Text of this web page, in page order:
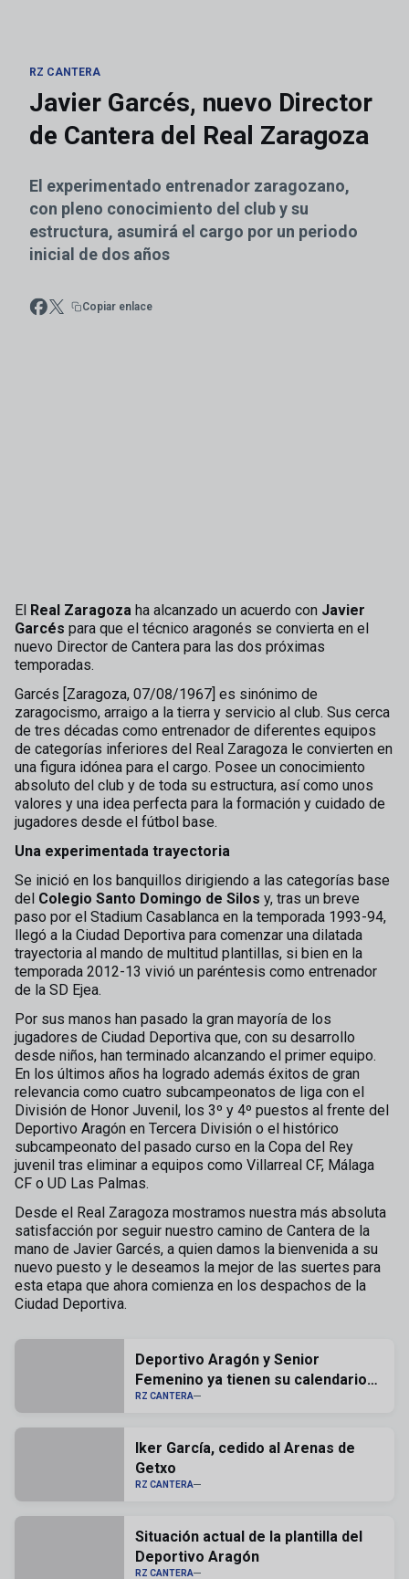
RZ CANTERA
Javier Garcés, nuevo Director
de Cantera del Real Zaragoza
El experimentado entrenador zaragozano,
con pleno conocimiento del club y su
estructura, asumirá el cargo por un periodo
inicial de dos años
Copiar enlace
El Real Zaragoza ha alcanzado un acuerdo con Javier
Garcés para que el técnico aragonés se convierta en el
nuevo Director de Cantera para las dos próximas
temporadas.
Garcés [Zaragoza, 07/08/1967] es sinónimo de
zaragocismo, arraigo a la tierra y servicio al club. Sus cerca
de tres décadas como entrenador de diferentes equipos
de categorías inferiores del Real Zaragoza le convierten en
una figura idónea para el cargo. Posee un conocimiento
absoluto del club y de toda su estructura, así como unos
valores y una idea perfecta para la formación y cuidado de
jugadores desde el fútbol base.
Una experimentada trayectoria
Se inició en los banquillos dirigiendo a las categorías base
del Colegio Santo Domingo de Silos y, tras un breve
paso por el Stadium Casablanca en la temporada 1993-94,
llegó a la Ciudad Deportiva para comenzar una dilatada
trayectoria al mando de multitud plantillas, si bien en la
temporada 2012-13 vivió un paréntesis como entrenador
de la SD Ejea.
Por sus manos han pasado la gran mayoría de los
jugadores de Ciudad Deportiva que, con su desarrollo
desde niños, han terminado alcanzando el primer equipo.
En los últimos años ha logrado además éxitos de gran
relevancia como cuatro subcampeonatos de liga con el
División de Honor Juvenil, los 3º y 4º puestos al frente del
Deportivo Aragón en Tercera División o el histórico
subcampeonato del pasado curso en la Copa del Rey
juvenil tras eliminar a equipos como Villarreal CF, Málaga
CF o UD Las Palmas.
Desde el Real Zaragoza mostramos nuestra más absoluta
satisfacción por seguir nuestro camino de Cantera de la
mano de Javier Garcés, a quien damos la bienvenida a su
nuevo puesto y le deseamos la mejor de las suertes para
esta etapa que ahora comienza en los despachos de la
Ciudad Deportiva.
Deportivo Aragón y Senior
Femenino ya tienen su calendario
confirmado
RZ CANTERA
Iker García, cedido al Arenas de
Getxo
RZ CANTERA
Situación actual de la plantilla del
Deportivo Aragón
RZ CANTERA